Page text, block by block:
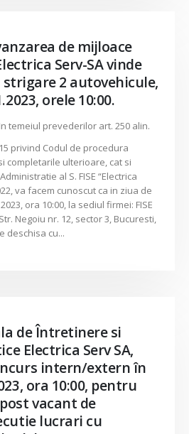
de mijloace
Serv-SA vinde
2 autovehicule,
orele 10:00.
In temeiul prevederilor art. 250 alin.
privind Codul de procedura
completarile ulterioare, cat si
al S. FISE “Electrica
va facem cunoscut ca in ziua de
ora 10:00, la sediul firmei: FISE
Negoiu nr. 12, sector 3, Bucuresti,
deschisa cu...
de Întretinere si
Electrica Serv SA,
intern/extern în
ora 10:00, pentru
vacant de
lucrari cu